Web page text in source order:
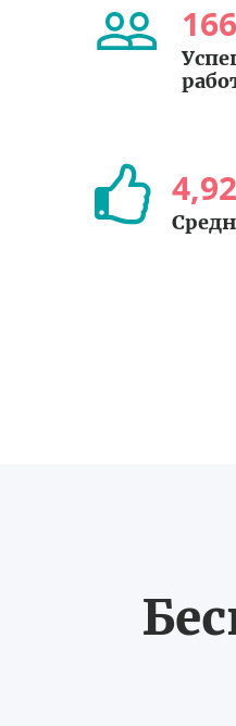
4,92